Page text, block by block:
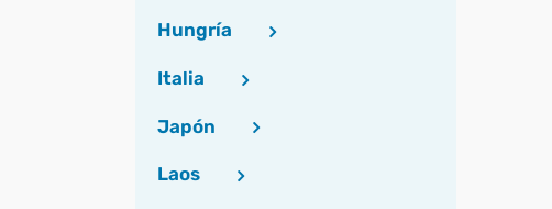
Hungría
Italia
Japón
Laos